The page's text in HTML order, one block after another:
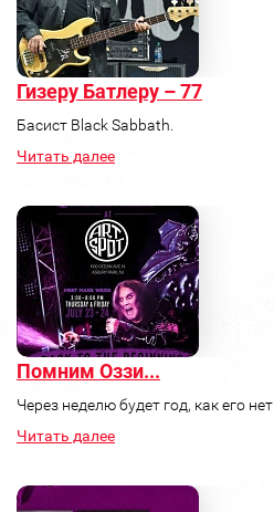
Гизеру Батлеру – 77
Басист Black Sabbath.
Читать далее
Помним Оззи...
Через неделю будет год, как его нет.
Читать далее